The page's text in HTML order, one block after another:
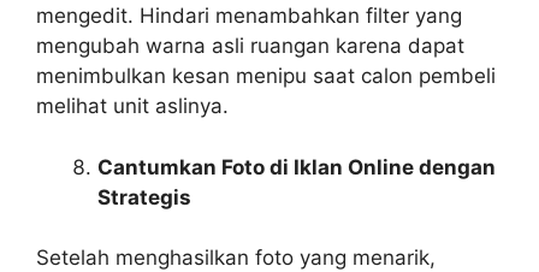
mengedit. Hindari menambahkan filter yang
mengubah warna asli ruangan karena dapat
menimbulkan kesan menipu saat calon pembeli
melihat unit aslinya.
Cantumkan Foto di Iklan Online dengan
Strategis
Setelah menghasilkan foto yang menarik,